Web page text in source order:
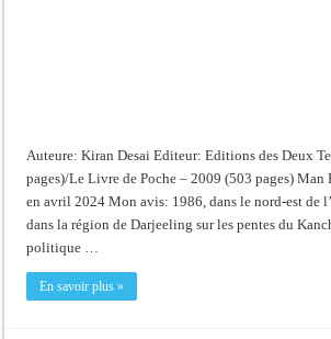
Auteure: Kiran Desai Editeur: Editions des Deux
pages)/Le Livre de Poche – 2009 (503 pages)
en avril 2024 Mon avis: 1986, dans le nord-est de
dans la région de Darjeeling sur les pentes du
politique …
En savoir plus »